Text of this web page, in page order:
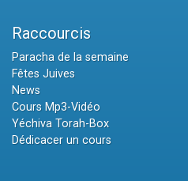
Raccourcis
Paracha de la semaine
Fêtes Juives
News
Cours Mp3-Vidéo
Yéchiva Torah-Box
Dédicacer un cours